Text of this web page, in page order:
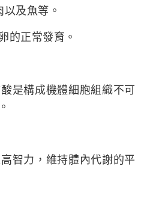
及魚等。
的正常發育。
是構成機體細胞組織不可
智力，維持體內代謝的平